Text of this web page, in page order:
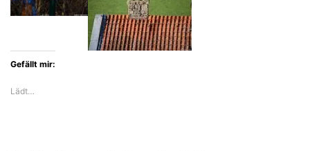
Gefällt mir:
Lädt…